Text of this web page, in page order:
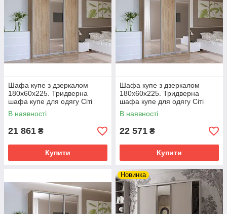
Шафа купе з дзеркалом
180х60х225. Тридверна
шафа купе для одягу Сіті
Лайт Doros Дуб сонома 2
ДСП / 1 Дзеркало
В наявності
21 861 ₴
Купити
Шафа купе з дзеркалом
180х60х225. Тридверна
шафа купе для одягу Сіті
Лайт Doros Дуб сонома 1
ДСП / 2 Дзеркала
В наявності
22 571 ₴
Купити
Новинка